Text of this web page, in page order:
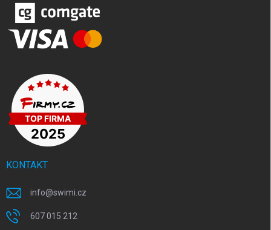
KONTAKT
info@swimi.cz
607 015 212